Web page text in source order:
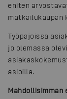
eniten
matkailukaupan
Työpajoissa
jo olemassa
asioilla.